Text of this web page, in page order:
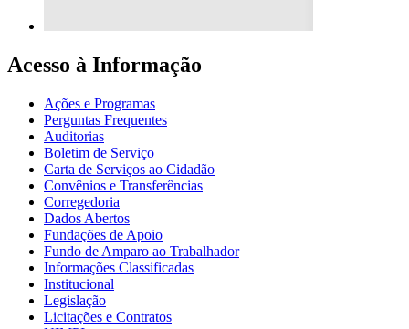
Acesso à Informação
Ações e Programas
Perguntas Frequentes
Auditorias
Boletim de Serviço
Carta de Serviços ao Cidadão
Convênios e Transferências
Corregedoria
Dados Abertos
Fundações de Apoio
Fundo de Amparo ao Trabalhador
Informações Classificadas
Institucional
Legislação
Licitações e Contratos